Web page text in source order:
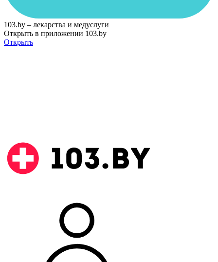
103.by – лекарства и медуслуги
Открыть в приложении 103.by
Открыть